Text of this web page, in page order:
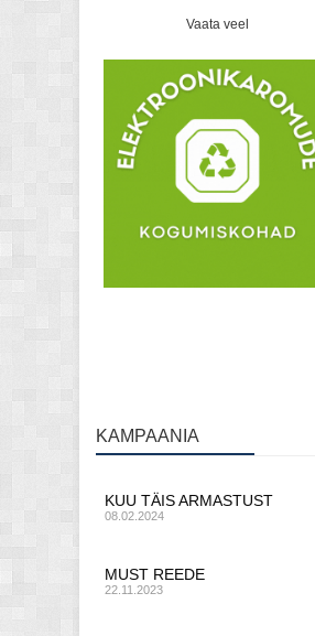
Vaata veel
KAMPAANIA
KUU TÄIS ARMASTUST
08.02.2024
MUST REEDE
22.11.2023